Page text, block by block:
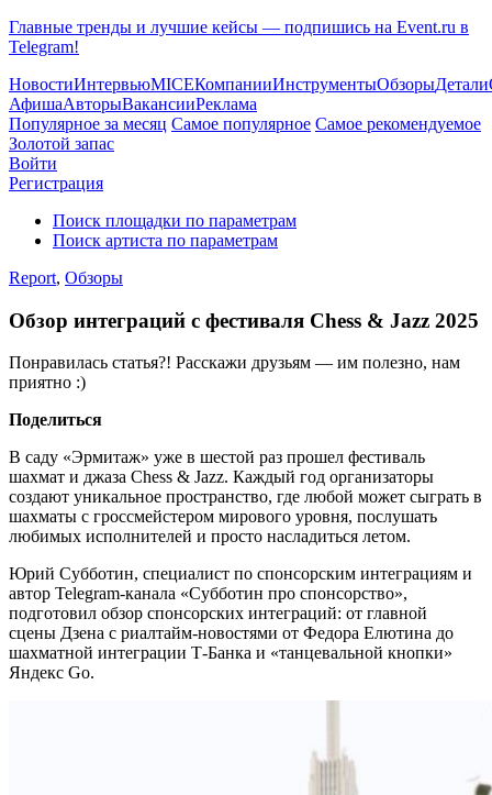
Главные тренды и лучшие кейсы — подпишись на Event.ru в
Telegram!
НовостиИнтервьюMICEКомпанииИнструментыОбзорыДетали
АфишаАвторыВакансииРеклама
Популярное за месяц Самое популярное Самое рекомендуемое
Золотой запас
Войти
Регистрация
Поиск площадки по параметрам
Поиск артиста по параметрам
Report, Обзоры
Обзор интеграций с фестиваля Chess & Jazz 2025
Понравилась статья?! Расскажи друзьям — им полезно, нам
приятно :)
Поделиться
В саду «Эрмитаж» уже в шестой раз прошел фестиваль
шахмат и джаза Chess & Jazz. Каждый год организаторы
создают уникальное пространство, где любой может сыграть в
шахматы с гроссмейстером мирового уровня, послушать
любимых исполнителей и просто насладиться летом.
Юрий Субботин, специалист по спонсорским интеграциям и
автор Telegram-канала «Субботин про спонсорство»,
подготовил обзор спонсорских интеграций: от главной
сцены Дзена с риалтайм-новостями от Федора Елютина до
шахматной интеграции Т-Банка и «танцевальной кнопки»
Яндекс Go.